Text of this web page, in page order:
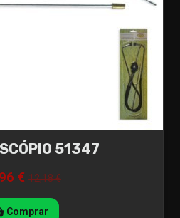
51347
€ 12,18 €
Comprar